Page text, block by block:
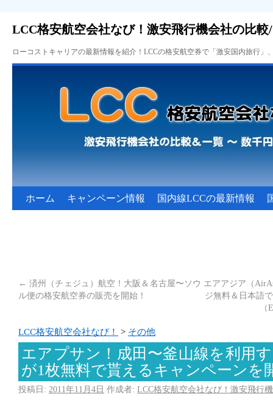
LCC格安航空会社なび！激安飛行機会社の比較
ローコストキャリアの最新情報を紹介！LCCの格安航空券で「激安国内旅行
ホーム キャンペーン情報 国内線LCCの最新情報
← 済州（チェジュ）航空！大阪＆名古屋〜ソウ
ル便の格安航空券の販売を開始！
エアアジア（
ジ無料＆日本語
LCC格安航空会社なび！ > その他
エアプサン！成田〜釜山線を利用
が1枚無料で貰えるキャンペーンを
投稿日: 2011年11月4日 作成者: LCC格安航空会社なび！激安飛行